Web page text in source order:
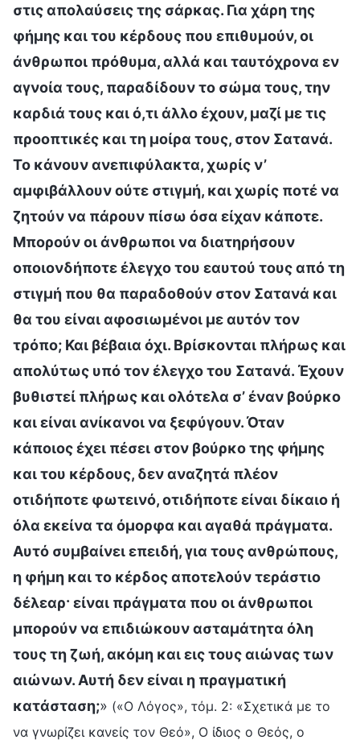
στις απολαύσεις της σάρκας. Για χάρη της
φήμης και του κέρδους που επιθυμούν, οι
άνθρωποι πρόθυμα, αλλά και ταυτόχρονα εν
αγνοία τους, παραδίδουν το σώμα τους, την
καρδιά τους και ό,τι άλλο έχουν, μαζί με τις
προοπτικές και τη μοίρα τους, στον Σατανά.
Το κάνουν ανεπιφύλακτα, χωρίς ν’
αμφιβάλλουν ούτε στιγμή, και χωρίς ποτέ να
ζητούν να πάρουν πίσω όσα είχαν κάποτε.
Μπορούν οι άνθρωποι να διατηρήσουν
οποιονδήποτε έλεγχο του εαυτού τους από τη
στιγμή που θα παραδοθούν στον Σατανά και
θα του είναι αφοσιωμένοι με αυτόν τον
τρόπο; Και βέβαια όχι. Βρίσκονται πλήρως και
απολύτως υπό τον έλεγχο του Σατανά. Έχουν
βυθιστεί πλήρως και ολότελα σ’ έναν βούρκο
και είναι ανίκανοι να ξεφύγουν. Όταν
κάποιος έχει πέσει στον βούρκο της φήμης
και του κέρδους, δεν αναζητά πλέον
οτιδήποτε φωτεινό, οτιδήποτε είναι δίκαιο ή
όλα εκείνα τα όμορφα και αγαθά πράγματα.
Αυτό συμβαίνει επειδή, για τους ανθρώπους,
η φήμη και το κέρδος αποτελούν τεράστιο
δέλεαρ· είναι πράγματα που οι άνθρωποι
μπορούν να επιδιώκουν ασταμάτητα όλη
τους τη ζωή, ακόμη και εις τους αιώνας των
αιώνων. Αυτή δεν είναι η πραγματική
κατάσταση;» («Ο Λόγος», τόμ. 2: «Σχετικά με το
να γνωρίζει κανείς τον Θεό», Ο ίδιος ο Θεός, ο